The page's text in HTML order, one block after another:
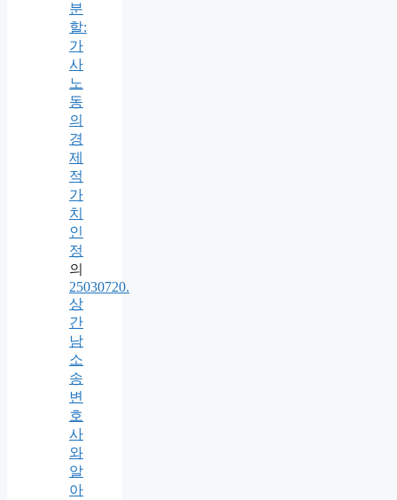
분
할:
가
사
노
동
의
경
제
적
가
치
인
정
의
25030720.
상
간
남
소
송
변
호
사
와
알
아